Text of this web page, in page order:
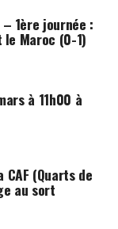
– 1ère journée :
le Maroc (0-1)
à 11h00 à
(Quarts de
au sort